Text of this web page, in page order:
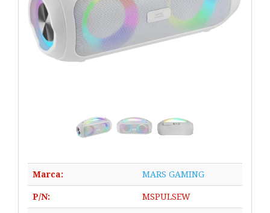
Marca: MARS GAMING
P/N: MSPULSEW